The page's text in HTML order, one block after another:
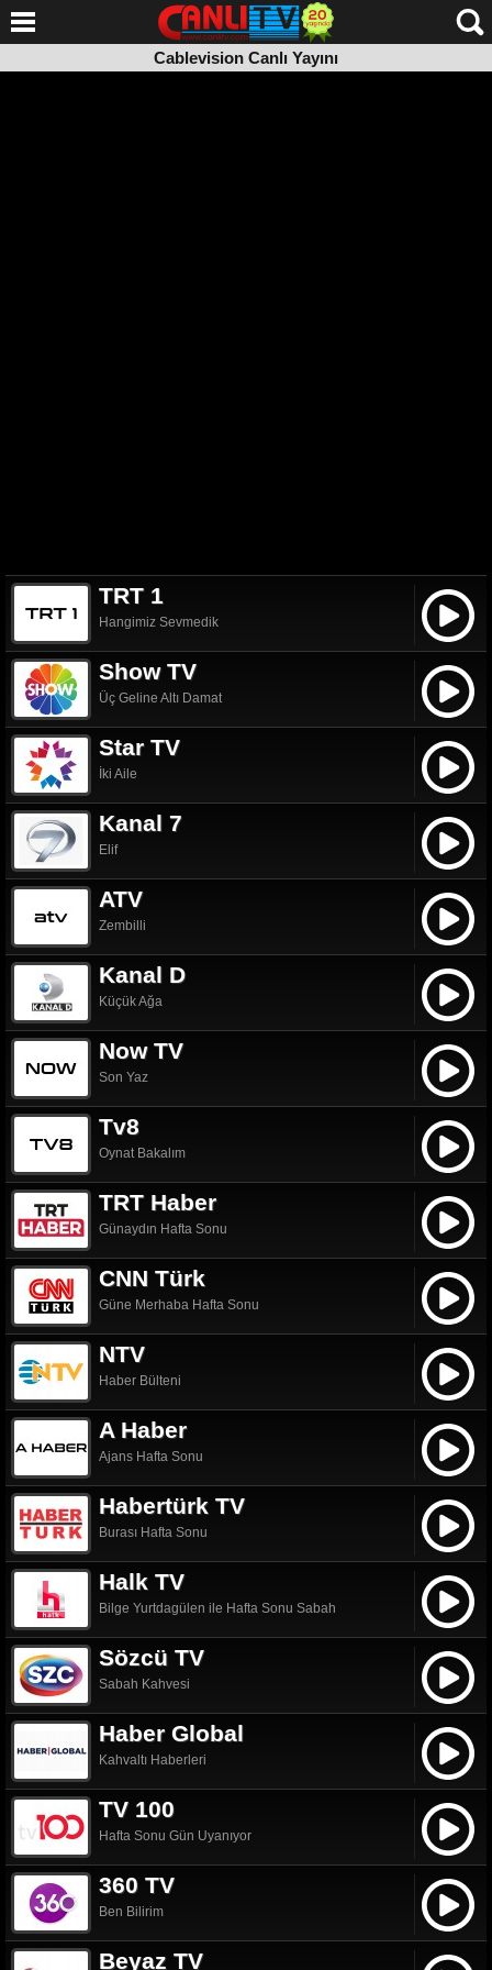
Cablevision Canlı Yayını
TRT 1
Hangimiz Sevmedik
Show TV
Üç Geline Altı Damat
Star TV
İki Aile
Kanal 7
Elif
ATV
Zembilli
Kanal D
Küçük Ağa
Now TV
Son Yaz
Tv8
Oynat Bakalım
TRT Haber
Günaydın Hafta Sonu
CNN Türk
Güne Merhaba Hafta Sonu
NTV
Haber Bülteni
A Haber
Ajans Hafta Sonu
Habertürk TV
Burası Hafta Sonu
Halk TV
Bilge Yurtdagülen ile Hafta Sonu Sabah
Sözcü TV
Sabah Kahvesi
Haber Global
Kahvaltı Haberleri
TV 100
Hafta Sonu Gün Uyanıyor
360 TV
Ben Bilirim
Beyaz TV